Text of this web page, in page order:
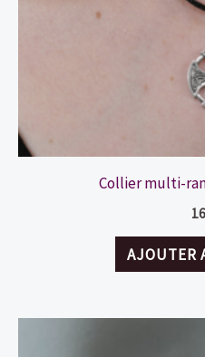
Collier multi-
16
AJOUTER